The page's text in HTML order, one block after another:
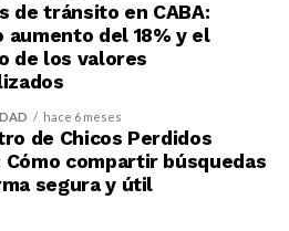
de tránsito en CABA:
aumento del 18% y el
de los valores
hace 6 meses
de Chicos Perdidos
Cómo compartir búsquedas
segura y útil